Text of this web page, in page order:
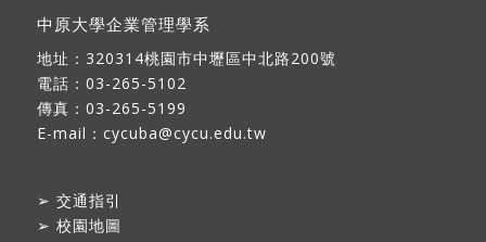
中原大學企業管理學系
地址： 320314桃園市中壢區中北路200號
電話：03-265-5102
傳真：03-265-5199
E-mail： cycuba@cycu.edu.tw
➢ 交通指引
➢ 校園地圖